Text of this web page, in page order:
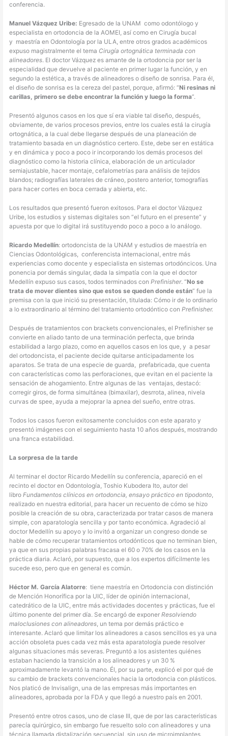
conferencia.
Manuel Vázquez Uribe: Egresado de la UNAM como odontólogo y
especialista en ortodoncia de la AOMEI, así como en Cirugía bucal
y maestría en Odontología por la ULA, entre otros grados académicos
expuso magistralmente el tema Cirugía ortognática terminada con
alineadores. El doctor Vázquez es amante de la ortodoncia por ser la
especialidad que devuelve al paciente en primer lugar la función, y en
segundo la estética, a través de alineadores o diseño de sonrisa. Para él,
el diseño de sonrisa es la cereza del pastel, porque, afirmó: “Ni resinas ni
carillas, primero se debe encontrar la función y luego la forma”.
Presentó algunos casos en los que sí era viable tal diseño, después,
obviamente, de varios procesos previos, entre los cuales está la cirugía
ortognática, a la cual debe llegarse después de una planeación de
tratamiento basada en un diagnóstico certero. Este, debe ser en estática
y en dinámica y poco a poco ir incorporando los demás procesos del
diagnóstico como la historia clínica, elaboración de un articulador
semiajustable, hacer montaje, cefalometrías para análisis de tejidos
blandos; radiografías laterales de cráneo, postero anterior, tomografías
para hacer cortes en boca cerrada y abierta, etc.
Los resultados que presentó fueron exitosos. Para el doctor Vázquez
Uribe, los estudios y sistemas digitales son “el futuro en el presente” y
apuesta por que lo digital irá sustituyendo poco a poco a lo análogo.
Ricardo Medellín: ortodoncista de la UNAM y estudios de maestría en
Ciencias Odontológicas, conferencista internacional, entre más
experiencias como docente y especialista en sistemas ortodóncicos. Una
ponencia por demás singular, dada la simpatía con la que el doctor
Medellín expuso sus casos, todos terminados conPrefinisher. “No se
trata de mover dientes sino que estos se queden donde están” fue la
premisa con la que inició su presentación, titulada: Cómo ir de lo ordinario
a lo extraordinario al término del tratamiento ortodóntico conPrefinisher.
Después de tratamientos con brackets convencionales, el Prefinisher se
convierte en aliado tanto de una terminación perfecta, que brinda
estabilidad a largo plazo, como en aquellos casos en los que, y a pesar
del ortodoncista, el paciente decide quitarse anticipadamente los
aparatos. Se trata de una especie de guarda, prefabricada, que cuenta
con características como las perforaciones, que evitan en el paciente la
sensación de ahogamiento. Entre algunas de las ventajas, destacó:
corregir giros, de forma simultánea (bimaxilar), desrrota, alinea, nivela
curvas de spee, ayuda a mejoprar la apnea del sueño, entre otras.
Todos los casos fueron exitosamente concluidos con este aparato y
presentó imágenes con el seguimiento hasta 10 años después, mostrando
una franca estabilidad.
La sorpresa de la tarde
Al terminar el doctor Ricardo Medellín su conferencia, apareció en el
recinto el doctor en Odontología, Toshio Kubodera Ito, autor del
libroFundamentos clínicos en ortodoncia, ensayo práctico en tipodonto,
realizado en nuestra editorial, para hacer un recuento de cómo se hizo
posible la creación de su obra, caracterizada por tratar casos de manera
simple, con aparatología sencilla y por tanto económica. Agradeció al
doctor Medellín su apoyo y lo invitó a organizar un congreso donde se
hable de cómo recuperar tratamientos ortodónticos que no terminan bien,
ya que en sus propias palabras fracasa el 60 o 70% de los casos en la
práctica diaria. Aclaró, por supuesto, que a los expertos difícilmente les
sucede eso, pero que en general es común.
Héctor M. García Alatorre: tiene maestría en Ortodoncia con distinción
de Mención Honorífica por la UIC, líder de opinión internacional,
catedrático de la UIC, entre más actividades docentes y prácticas, fue el
último ponente del primer día. Se encargó de exponerResolviendo
maloclusiones con alineadores , un tema por demás práctico e
interesante. Aclaró que limitar los alineadores a casos sencillos es ya una
acción obsoleta pues cada vez más esta aparatología puede resolver
algunas situaciones más severas. Preguntó a los asistentes quiénes
estaban haciendo la transición a los alineadores y un 30 %
aproximadamente levantó la mano. Él, por su parte, explicó el por qué de
su cambio de brackets convencionales hacia la ortodoncia con plásticos.
Nos platicó de Invisalign, una de las empresas más importantes en
alineadores, aprobada por la FDA y que llegó a nuestro país en 2001.
Presentó entre otros casos, uno de clase III, que de por las características
parecía quirúrgico, sin embargo fue resuelto solo con alineadores y una
técnica llamada distalización secuencial, sin uso de microimplantes,